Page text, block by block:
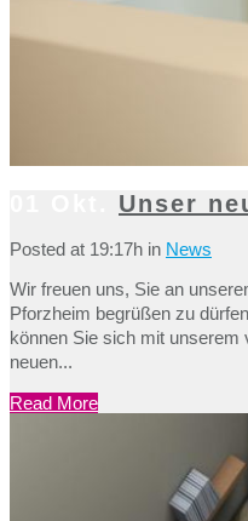
Unser
Posted at 19:17h in News
Wir freuen uns, Sie an
Pforzheim begrüßen zu
können Sie sich mit unserem
neuen...
Read More